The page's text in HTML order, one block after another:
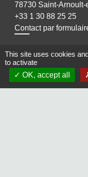
78730 Saint-
+33 1 30 88 25 25
Contact par
Liens
This site uses cookies
to activate
OK, accept all